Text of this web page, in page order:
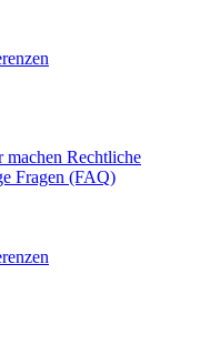
machen Rechtliche
Fragen (FAQ)